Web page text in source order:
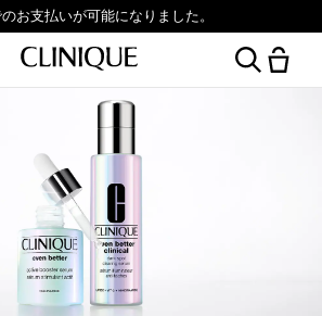
のお支払いが可能になりました。